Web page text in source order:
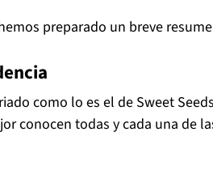
preparado un breve
como lo es el de Sweet
conocen todas y cada una de